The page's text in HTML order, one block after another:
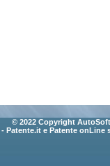
© 2022 Copyright
- Patente.it e Patente onLine